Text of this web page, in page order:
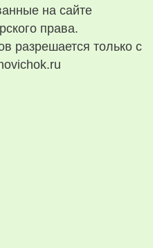
на сайте
права.
разрешается только с